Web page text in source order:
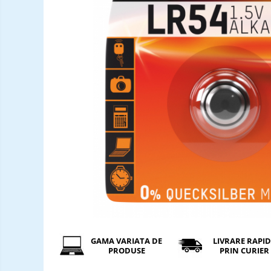
GAMA VARIATA DE
PRODUSE
LIVRARE
PRIN CURIER